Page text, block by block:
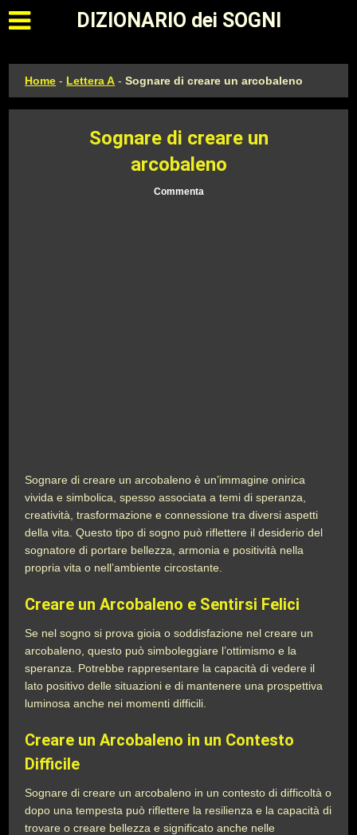
Apri il menu principale
DIZIONARIO dei SOGNI
Home - Lettera A -Sognare di creare un arcobaleno
Sognare di creare un
arcobaleno
Commenta
Sognare di creare un arcobaleno è un’immagine onirica
vivida e simbolica, spesso associata a temi di speranza,
creatività, trasformazione e connessione tra diversi aspetti
della vita. Questo tipo di sogno può riflettere il desiderio del
sognatore di portare bellezza, armonia e positività nella
propria vita o nell’ambiente circostante.
Creare un Arcobaleno e Sentirsi Felici
Se nel sogno si prova gioia o soddisfazione nel creare un
arcobaleno, questo può simboleggiare l’ottimismo e la
speranza. Potrebbe rappresentare la capacità di vedere il
lato positivo delle situazioni e di mantenere una prospettiva
luminosa anche nei momenti difficili.
Creare un Arcobaleno in un Contesto
Difficile
Sognare di creare un arcobaleno in un contesto di difficoltà o
dopo una tempesta può riflettere la resilienza e la capacità di
trovare o creare bellezza e significato anche nelle